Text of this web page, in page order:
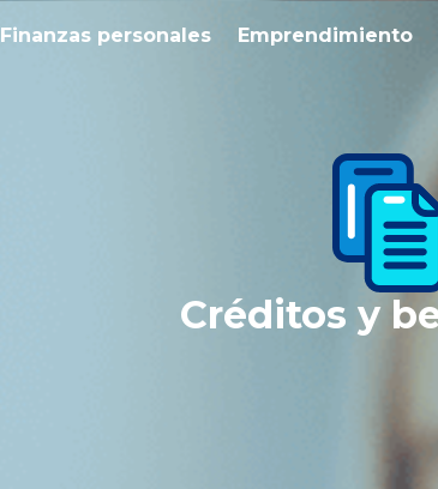
Finanzas personales Emprendimiento
Créditos y